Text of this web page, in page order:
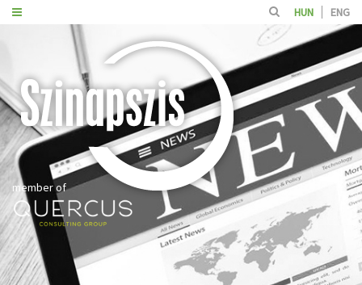
HUN ENG
member of